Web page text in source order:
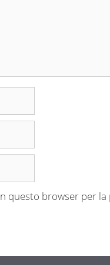
questo browser per